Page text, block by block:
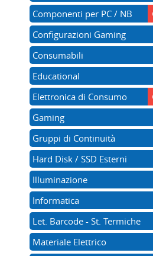
Componenti per PC / NB
Configurazioni Gaming
Consumabili
Educational
Elettronica di Consumo
Gaming
Gruppi di Continuità
Hard Disk / SSD Esterni
Illuminazione
Informatica
Let. Barcode - St. Termiche
Materiale Elettrico